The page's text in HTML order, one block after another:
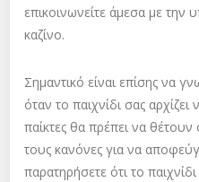
επικοινωνείτε άμεσα με την
καζίνο.
Σημαντικό είναι επίσης να
όταν το παιχνίδι σας
παίκτες θα πρέπει να
τους κανόνες για να
παρατηρήσετε ότι το